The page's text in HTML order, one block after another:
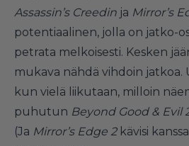
Assassin’s Creedin ja Mirror’s
potentiaalinen, jolla on jatko-
petrata melkoisesti. Kesken
mukava nähdä vihdoin jatkoa.
kun vielä liikutaan, milloin
puhutun Beyond Good & Evil
(Ja Mirror’s Edge 2 kävisi